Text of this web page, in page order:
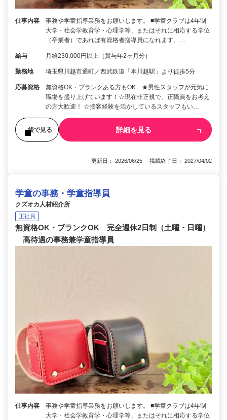
仕事内容
事務や学童指導業務をお願いします。 ■学童クラブは4年制
大学・社会学教育学・心理学等、またはそれに相応する学位
（卒業者）であれば有資格者指導員になれます。…
給与 月給230,000円以上（賞与年2ヶ月分）
勤務地 埼玉県川越市通町／西武鉄道「本川越駅」より徒歩5分
応募資格
無資格OK・ブランクある方もOK ★男性スタッフが元気に
職場を盛り上げています！☆現在非正規で、正職員をお考え
の方大歓迎！ ☆接客経験を活かしているスタッフもい…
後で見る 詳細を見る
更新日： 2026/06/25 掲載終了日： 2027/04/02
学童の事務・学童指導員
クズオカ人材紹介所
正社員
無資格OK・ブランクOK 完全週休2日制（土曜・日曜）
高待遇の事務兼学童指導員
仕事内容
事務や学童指導業務をお願いします。 ■学童クラブは4年制
大学・社会学教育学・心理学等、またはそれに相応する学位